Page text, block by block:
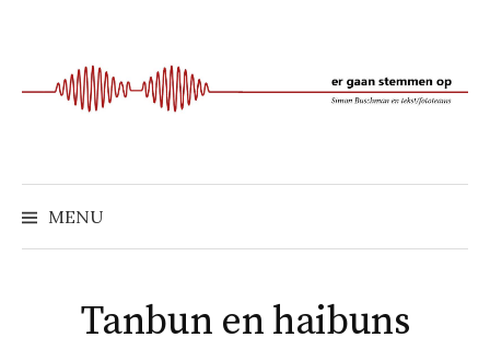
springen
MENU
Tanbun en haibuns